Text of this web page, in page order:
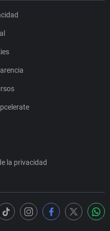
la privacidad